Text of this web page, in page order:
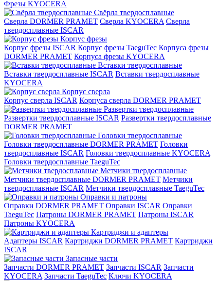
Фрезы KYOCERA
Свёрла твердосплавные
Сверла DORMER PRAMET Сверла KYOCERA Сверла
твердосплавные ISCAR
Корпус фрезы
Корпус фрезы ISCAR Корпус фрезы TaeguTec Корпуса фрезы
DORMER PRAMET Корпуса фрезы KYOCERA
Вставки твердосплавные
Вставки твердосплавные ISCAR Вставки твердосплавные
KYOCERA
Корпус сверла
Корпус сверла ISCAR Корпуса сверла DORMER PRAMET
Развертки твердосплавные
Развертки твердосплавные ISCAR Развертки твердосплавные
DORMER PRAMET
Головки твердосплавные
Головки твердосплавные DORMER PRAMET Головки
твердосплавные ISCAR Головки твердосплавные KYOCERA
Головки твердосплавные TaeguTec
Метчики твердосплавные
Метчики твердосплавные DORMER PRAMET Метчики
твердосплавные ISCAR Метчики твердосплавные TaeguTec
Оправки и патроны
Оправки DORMER PRAMET Оправки ISCAR Оправки
TaeguTec Патроны DORMER PRAMET Патроны ISCAR
Патроны KYOCERA
Картриджи и адаптеры
Адаптеры ISCAR Картриджи DORMER PRAMET Картриджи
ISCAR
Запасные части
Запчасти DORMER PRAMET Запчасти ISCAR Запчасти
KYOCERA Запчасти TaeguTec Ключи KYOCERA